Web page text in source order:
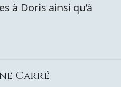
à Doris ainsi qu’à
Carré